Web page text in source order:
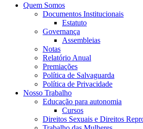
Quem Somos
Documentos Institucionais
Estatuto
Governança
Assembleias
Notas
Relatório Anual
Premiações
Política de Salvaguarda
Política de Privacidade
Nosso Trabalho
Educação para autonomia
Cursos
Direitos Sexuais e Direitos